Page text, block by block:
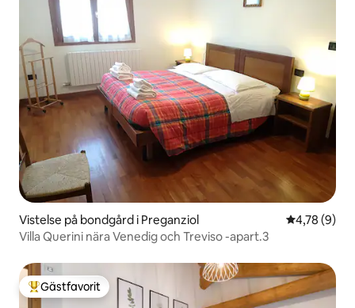
Vistelse på bondgård i Preganziol 4,78 av 5 i
4,78 (9)
Villa Querini nära Venedig och Treviso -apart.3
Populär gästfavorit
Gästfavorit